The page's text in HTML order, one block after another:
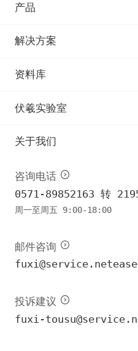
产品
解决方案
资料库
伏羲实验室
关于我们
咨询电话
0571-89852163 转
周一至周五 9:00-18:00
邮件咨询
投诉建议
fuxi-